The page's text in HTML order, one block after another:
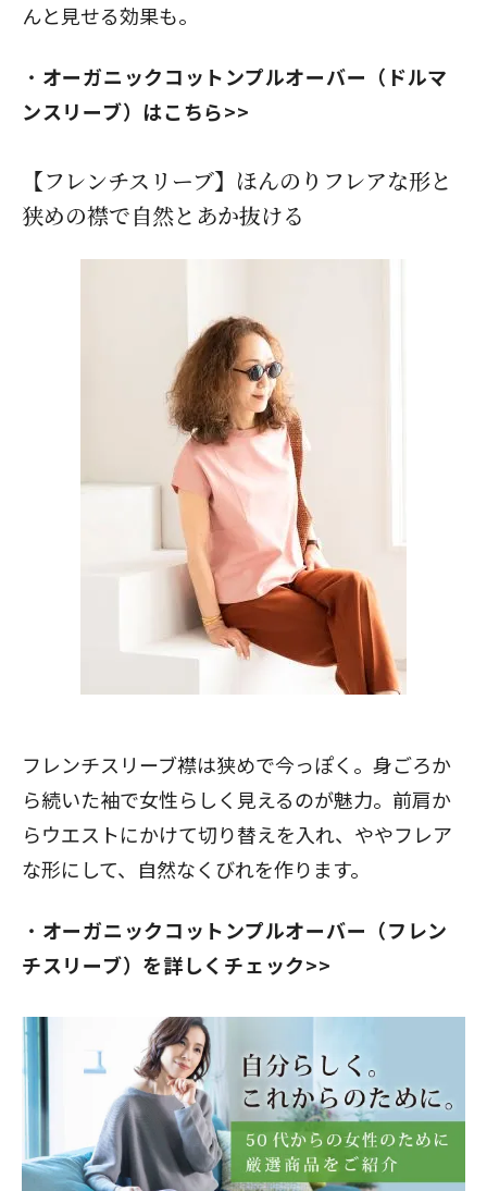
んと見せる効果も。
オーガニックコットンプルオーバー（ドルマ
ンスリーブ）はこちら>>
【フレンチスリーブ】ほんのりフレアな形と
狭めの襟で自然とあか抜ける
フレンチスリーブ襟は狭めで今っぽく。身ごろか
ら続いた袖で女性らしく見えるのが魅力。前肩か
らウエストにかけて切り替えを入れ、ややフレア
な形にして、自然なくびれを作ります。
オーガニックコットンプルオーバー（フレン
チスリーブ）を詳しくチェック>>